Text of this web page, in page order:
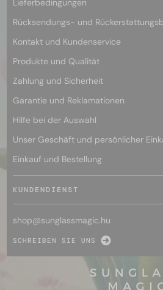
Lieferbedingungen
Rücksendungs- und
Kontakt und Kundenservice
Produkte und Qualität
Zahlung und Sicherheit
Garantie und Reklamationen
Hilfe bei der Auswahl
Unser Geschäft und persönlicher
Einkauf und Bestellung
KUNDENDIENST
shop@sunglassmagic.hu
SCHREIBEN SIE UNS